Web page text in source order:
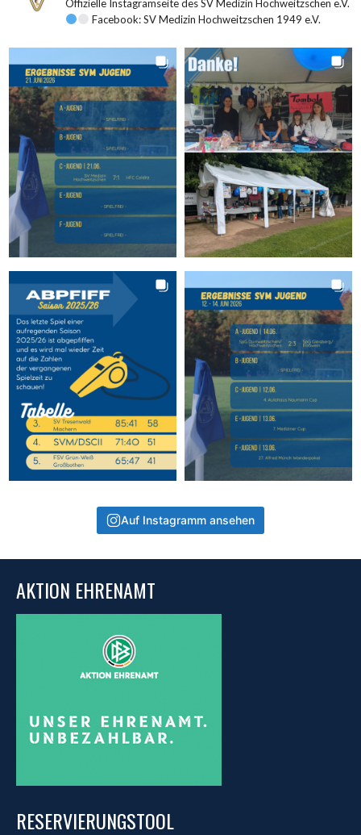
Offizielle Instagramseite des SV Medizin Hochweitzschen e.V.
Facebook: SV Medizin Hochweitzschen 1949 e.V.
Auf Instagramm ansehen
AKTION EHRENAMT
RESERVIERUNGSTOOL